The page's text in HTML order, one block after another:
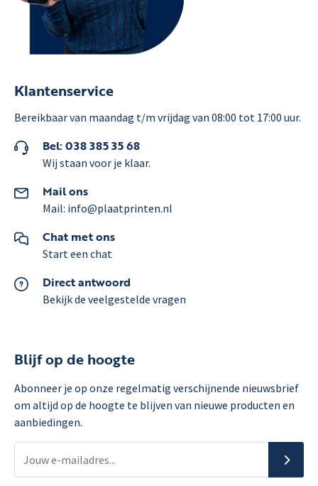
Klantenservice
Bereikbaar van maandag t/m vrijdag van 08:00 tot 17:00 uur.
Bel: 038 385 35 68
Wij staan voor je klaar.
Mail ons
Mail: info@plaatprinten.nl
Chat met ons
Start een chat
Direct antwoord
Bekijk de veelgestelde vragen
Blijf op de hoogte
Abonneer je op onze regelmatig verschijnende nieuwsbrief
om altijd op de hoogte te blijven van nieuwe producten en
aanbiedingen.